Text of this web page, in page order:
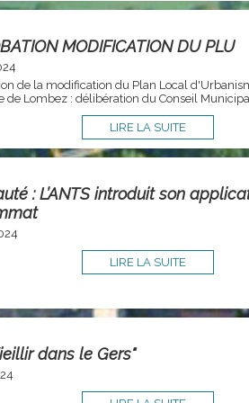
MODIFICATION DU PLU
de la modification du Plan Local
de Lombez : délibération du Conseil
LIRE LA SUITE
: L’ANTS introduit son
LIRE LA SUITE
dans le Gers"